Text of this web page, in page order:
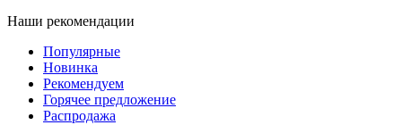
Наши рекомендации
Популярные
Новинка
Рекомендуем
Горячее предложение
Распродажа